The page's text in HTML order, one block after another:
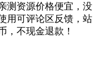
测资源价格便宜，没
用可评论区反馈，站
，不现金退款！